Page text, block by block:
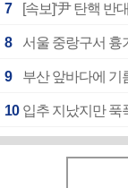
7 [속보]‘尹 탄핵 반
8 서울 중랑구서
9 부산 앞바다에 기
10 입추 지났지만